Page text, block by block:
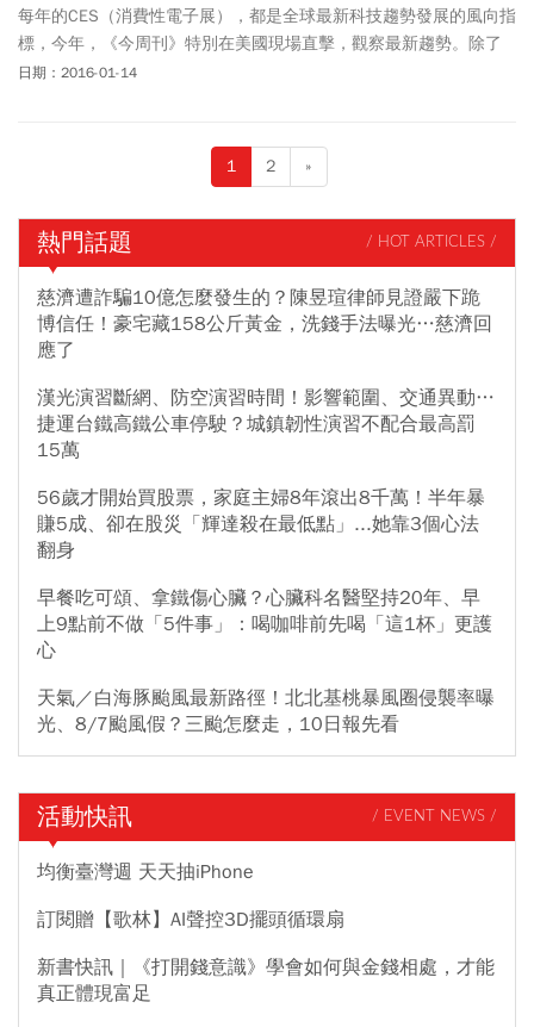
每年的CES（消費性電子展），都是全球最新科技趨勢發展的風向指
標，今年，《今周刊》特別在美國現場直擊，觀察最新趨勢。除了
智慧車延續去年熱度，持續成為展場上最受矚目焦點；新崛起的
日期：2016-01-14
1 2 »
熱門話題 / HOT ARTICLES /
慈濟遭詐騙10億怎麼發生的？陳昱瑄律師見證嚴下跪
博信任！豪宅藏158公斤黃金，洗錢手法曝光…慈濟回
應了
漢光演習斷網、防空演習時間！影響範圍、交通異動…
捷運台鐵高鐵公車停駛？城鎮韌性演習不配合最高罰
15萬
56歲才開始買股票，家庭主婦8年滾出8千萬！半年暴
賺5成、卻在股災「輝達殺在最低點」...她靠3個心法
翻身
早餐吃可頌、拿鐵傷心臟？心臟科名醫堅持20年、早
上9點前不做「5件事」：喝咖啡前先喝「這1杯」更護
心
天氣／白海豚颱風最新路徑！北北基桃暴風圈侵襲率曝
光、8/7颱風假？三颱怎麼走，10日報先看
活動快訊 / EVENT NEWS /
均衡臺灣週 天天抽iPhone
訂閱贈【歌林】AI聲控3D擺頭循環扇
新書快訊｜《打開錢意識》學會如何與金錢相處，才能
真正體現富足